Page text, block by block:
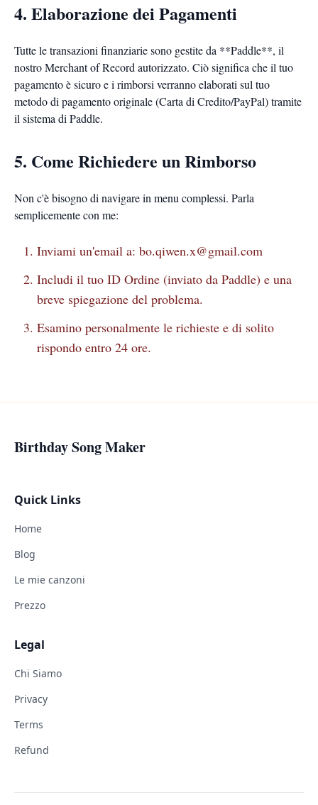
4. Elaborazione dei Pagamenti
Tutte le transazioni finanziarie sono gestite da **Paddle**, il
nostro Merchant of Record autorizzato. Ciò significa che il tuo
pagamento è sicuro e i rimborsi verranno elaborati sul tuo
metodo di pagamento originale (Carta di Credito/PayPal) tramite
il sistema di Paddle.
5. Come Richiedere un Rimborso
Non c'è bisogno di navigare in menu complessi. Parla
semplicemente con me:
Inviami un'email a: bo.qiwen.x@gmail.com
Includi il tuo ID Ordine (inviato da Paddle) e una
breve spiegazione del problema.
Esamino personalmente le richieste e di solito
rispondo entro 24 ore.
Birthday Song Maker
Quick Links
Home
Blog
Le mie canzoni
Prezzo
Legal
Chi Siamo
Privacy
Terms
Refund